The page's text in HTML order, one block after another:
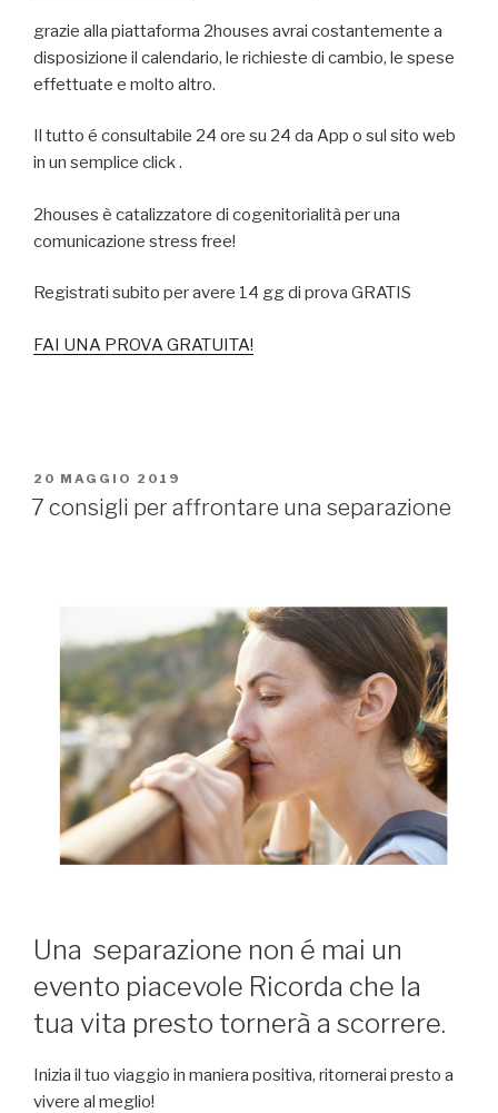
grazie alla piattaforma 2houses avrai costantemente a
disposizione il calendario, le richieste di cambio, le spese
effettuate e molto altro.
Il tutto é consultabile 24 ore su 24 da App o sul sito web
in un semplice click .
2houses è catalizzatore di cogenitorialità per una
comunicazione stress free!
Registrati subito per avere 14 gg di prova GRATIS
FAI UNA PROVA GRATUITA!
PUBBLICATO
IL
20 MAGGIO 2019
7 consigli per affrontare una separazione
Una separazione non é mai un
evento piacevole Ricorda che la
tua vita presto tornerà a scorrere.
Inizia il tuo viaggio in maniera positiva, ritornerai presto a
vivere al meglio!